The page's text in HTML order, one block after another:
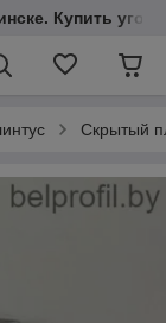
Купить
Скрытый